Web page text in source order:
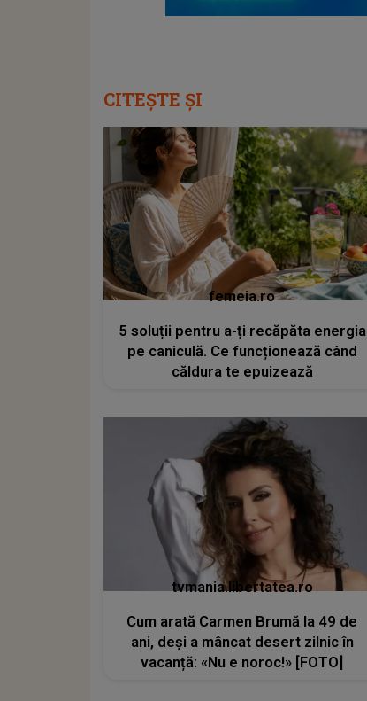
CITEȘTE ȘI
femeia.ro
5 soluții pentru a-ți recăpăta energia
pe caniculă. Ce funcționează când
căldura te epuizează
tvmania.libertatea.ro
Cum arată Carmen Brumă la 49 de
ani, deși a mâncat desert zilnic în
vacanță: «Nu e noroc!» [FOTO]